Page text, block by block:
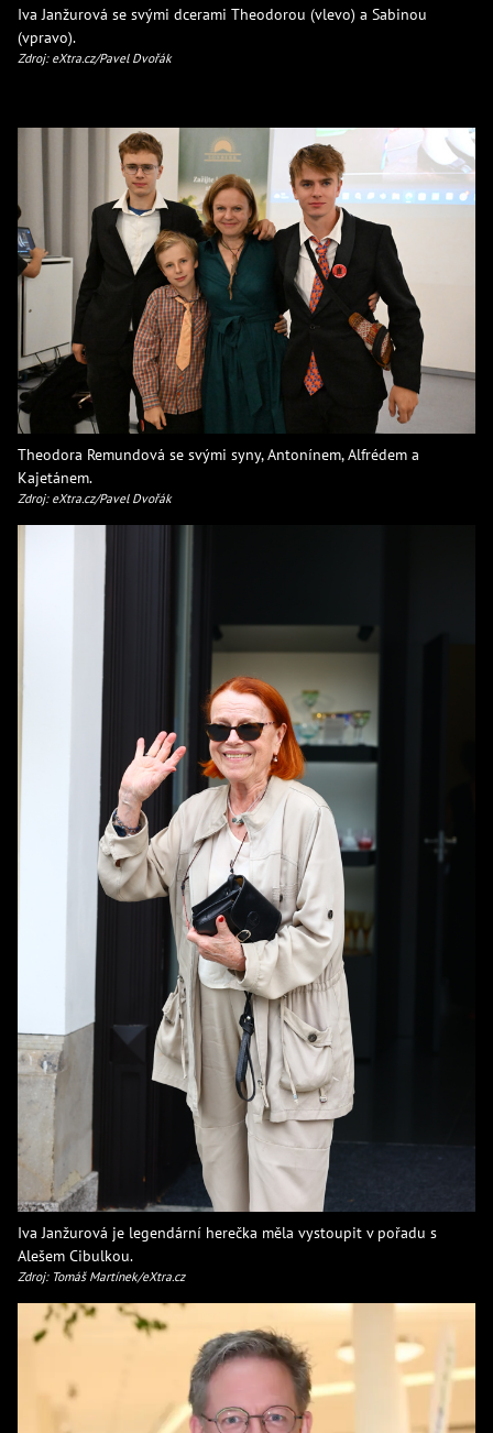
Iva Janžurová se svými dcerami Theodorou (vlevo) a Sabinou
(vpravo).
Zdroj: eXtra.cz/Pavel Dvořák
Theodora Remundová se svými syny, Antonínem, Alfrédem a
Kajetánem.
Zdroj: eXtra.cz/Pavel Dvořák
Iva Janžurová je legendární herečka měla vystoupit v pořadu s
Alešem Cibulkou.
Zdroj: Tomáš Martínek/eXtra.cz